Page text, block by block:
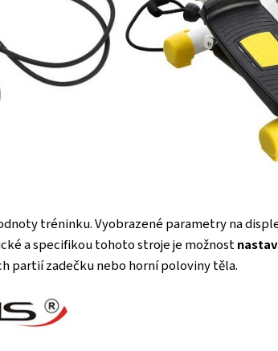
tréninku. Vyobrazené parametry na
a specifikou tohoto stroje je možnost
partií zadečku nebo horní poloviny těla.